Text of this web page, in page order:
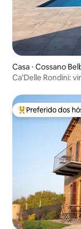
Casa ⋅ Cossano
Ca'Delle Rondini:
Entre os melhores
Preferido dos